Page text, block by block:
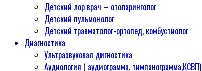
Детский лор врач – отоларинголог
Детский пульмонолог
Детский травматолог-ортопед, комбустиолог
Диагностика
Ультразвуковая дигностика
Аудиология ( аудиограмма, тимпанограмма,КСВП)